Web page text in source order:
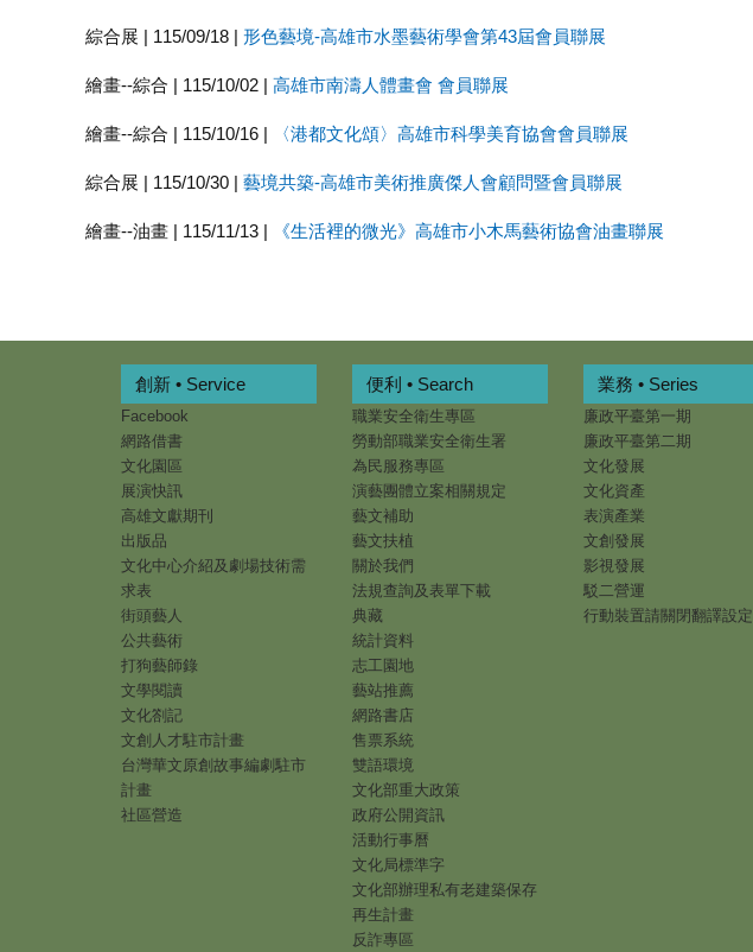
綜合展 | 115/09/18 | 形色藝境-高雄市水墨藝術學會第43屆會員聯展
繪畫--綜合 | 115/10/02 | 高雄市南濤人體畫會 會員聯展
繪畫--綜合 | 115/10/16 | 〈港都文化頌〉高雄市科學美育協會會員聯展
綜合展 | 115/10/30 | 藝境共築-高雄市美術推廣傑人會顧問暨會員聯展
繪畫--油畫 | 115/11/13 | 《生活裡的微光》高雄市小木馬藝術協會油畫聯展
創新 • Service
Facebook
網路借書
文化園區
展演快訊
高雄文獻期刊
出版品
文化中心介紹及劇場技術需
求表
街頭藝人
公共藝術
打狗藝師錄
文學閱讀
文化劄記
文創人才駐市計畫
台灣華文原創故事編劇駐市
計畫
社區營造
便利 • Search
職業安全衛生專區
勞動部職業安全衛生署
為民服務專區
演藝團體立案相關規定
藝文補助
藝文扶植
關於我們
法規查詢及表單下載
典藏
統計資料
志工園地
藝站推薦
網路書店
售票系統
雙語環境
文化部重大政策
政府公開資訊
活動行事曆
文化局標準字
文化部辦理私有老建築保存
再生計畫
反詐專區
業務 • Series
廉政平臺第一期
廉政平臺第二期
文化發展
文化資產
表演產業
文創發展
影視發展
駁二營運
行動裝置請關閉翻譯設定